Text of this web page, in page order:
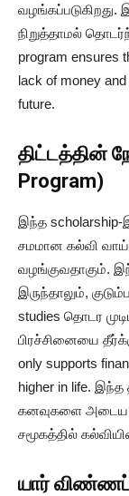
நிறுத்தாமல்
program ensures
lack of money
future.
திட்டத்தின்
Program)
இந்த
சமமான கல்வி
வழங்குவதாகும்.
இருந்தாலும்,
studies தொடர
பிரச்சினையை
only supports
higher in life.
கனவுகளை அடைய
சமூகத்தில்
யார்